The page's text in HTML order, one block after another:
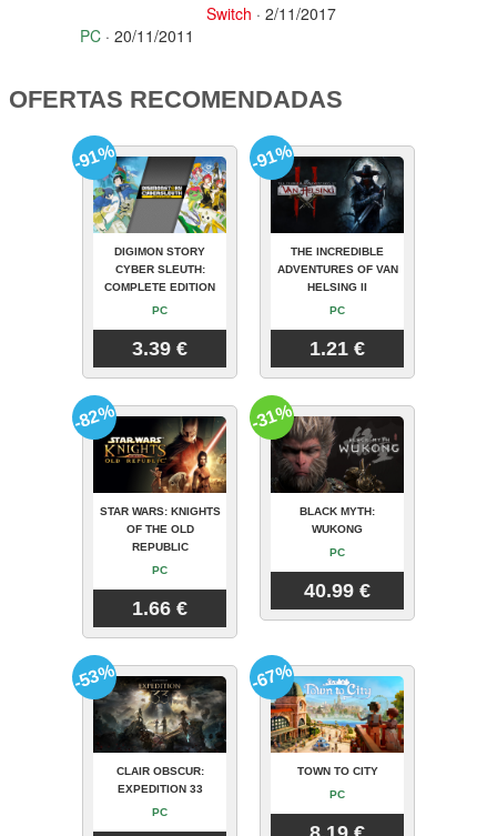
Switch · 2/11/2017
PC · 20/11/2011
OFERTAS RECOMENDADAS
DIGIMON STORY
CYBER SLEUTH:
COMPLETE EDITION
PC
3.39 €
-91%
THE INCREDIBLE
ADVENTURES OF VAN
HELSING II
PC
1.21 €
-91%
STAR WARS: KNIGHTS
OF THE OLD
REPUBLIC
PC
1.66 €
-82%
BLACK MYTH:
WUKONG
PC
40.99 €
-31%
CLAIR OBSCUR:
EXPEDITION 33
PC
-53%
TOWN TO CITY
PC
-67%